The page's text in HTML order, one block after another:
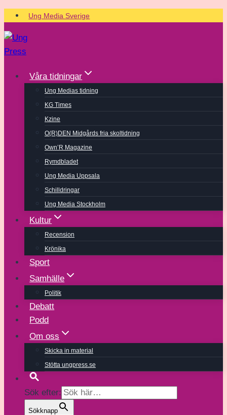
Skip
to
content
Ung Media Sverige
Våra tidningar
Ung Medias tidning
KG Times
Kzine
O(R)DEN Midgårds fria skoltidning
Own’R Magazine
Rymdbladet
Ung Media Uppsala
Schilldringar
Ung Media Stockholm
Kultur
Recension
Krönika
Sport
Samhälle
Politik
Debatt
Podd
Om oss
Skicka in material
Stötta ungpress.se
Sök efter:
Sökknapp